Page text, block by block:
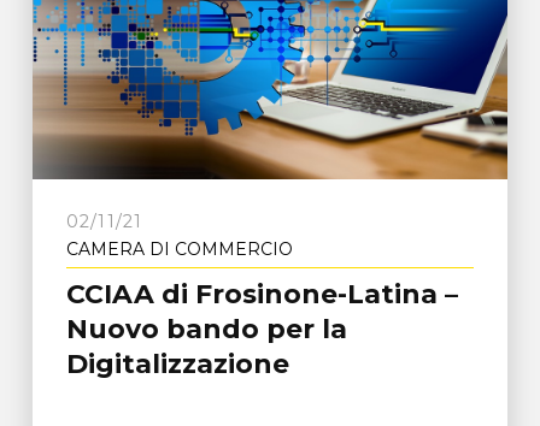
02/11/21
CAMERA DI COMMERCIO
CCIAA di Frosinone-Latina –
Nuovo bando per la
Digitalizzazione